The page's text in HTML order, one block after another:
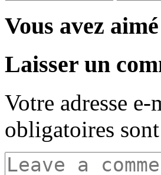
Vous avez
Laisser un
Votre adresse
obligatoires